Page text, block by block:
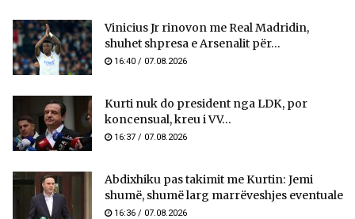
Vinicius Jr rinovon me Real Madridin,
shuhet shpresa e Arsenalit për...
16:40 / 07.08.2026
Kurti nuk do president nga LDK, por
koncensual, kreu i VV...
16:37 / 07.08.2026
Abdixhiku pas takimit me Kurtin: Jemi
shumë, shumë larg marrëveshjes eventuale
16:36 / 07.08.2026